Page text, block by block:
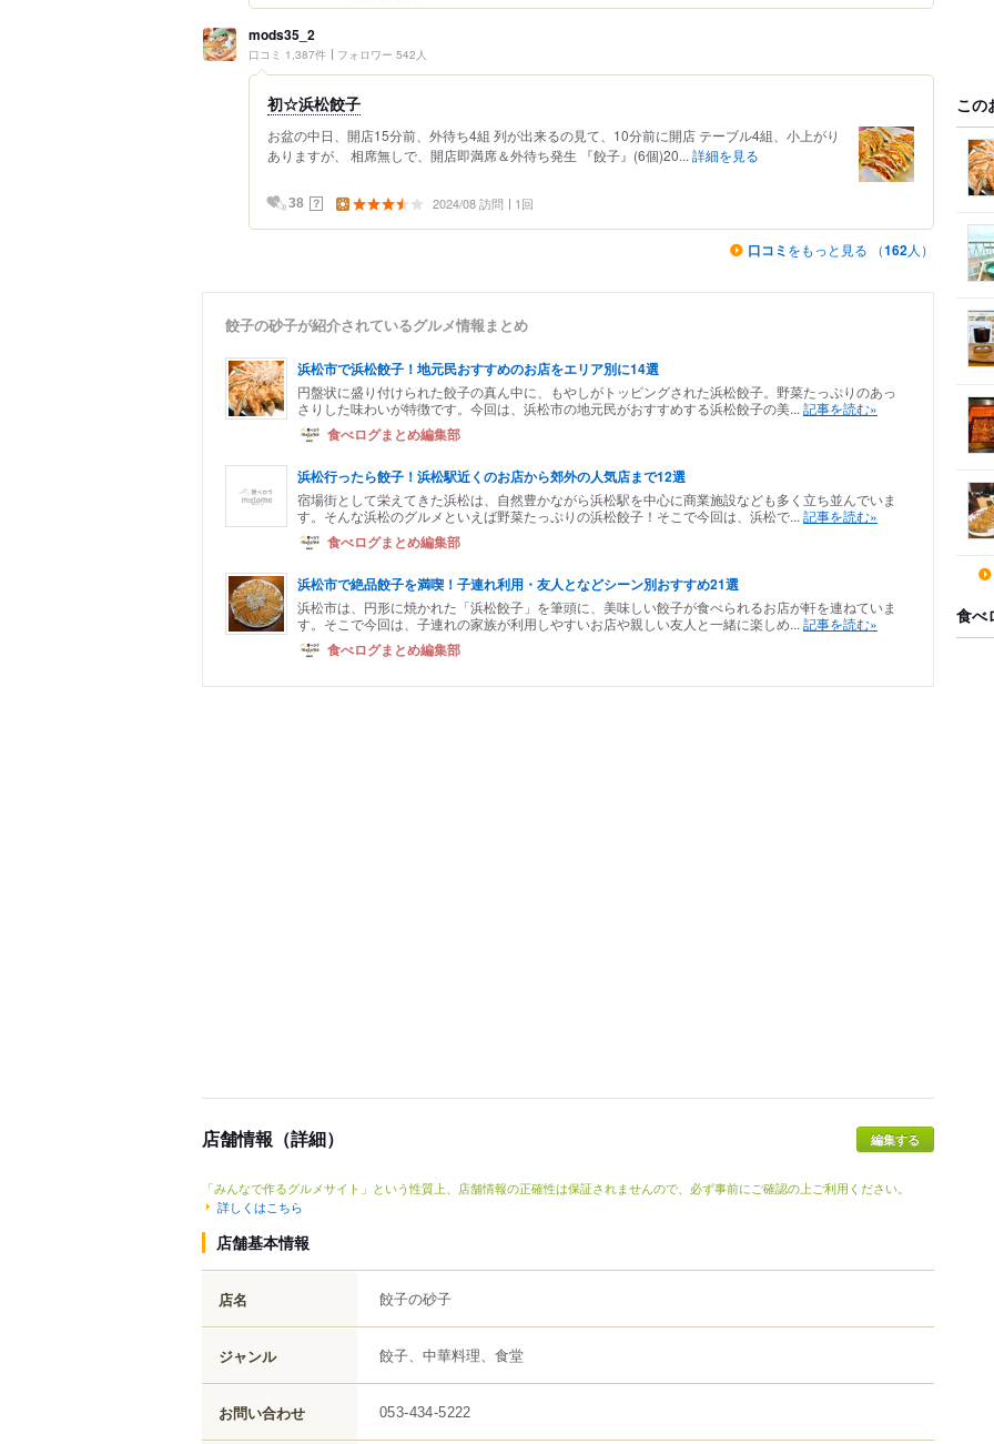
mods35_2
口コミ 1,387件 フォロワー 542人
初☆浜松餃子
お盆の中日、開店15分前、外待ち4組 列が出来るの見て、10分前に開店 テーブル4組、小上がり
ありますが、 相席無しで、開店即満席＆外待ち発生 『餃子』(6個)20... 詳細を見る
38 ？ 2024/08 訪問 1回
口コミ をもっと見る （162人）
餃子の砂子が紹介されているグルメ情報まとめ
浜松市で浜松餃子！地元民おすすめのお店をエリア別に14選
円盤状に盛り付けられた餃子の真ん中に、もやしがトッピングされた浜松餃子。野菜たっぷりのあっ
さりした味わいが特徴です。今回は、浜松市の地元民がおすすめする浜松餃子の美... 記事を読む»
食べログまとめ編集部
浜松行ったら餃子！浜松駅近くのお店から郊外の人気店まで12選
宿場街として栄えてきた浜松は、自然豊かながら浜松駅を中心に商業施設なども多く立ち並んでいま
す。そんな浜松のグルメといえば野菜たっぷりの浜松餃子！そこで今回は、浜松で... 記事を読む»
食べログまとめ編集部
浜松市で絶品餃子を満喫！子連れ利用・友人となどシーン別おすすめ21選
浜松市は、円形に焼かれた「浜松餃子」を筆頭に、美味しい餃子が食べられるお店が軒を連ねていま
す。そこで今回は、子連れの家族が利用しやすいお店や親しい友人と一緒に楽しめ... 記事を読む»
食べログまとめ編集部
店舗情報（詳細）
「みんなで作るグルメサイト」という性質上、店舗情報の正確性は保証されませんので、必ず事前にご確認の上ご利用ください。
詳しくはこちら
店舗基本情報
店名 餃子の砂子
ジャンル 餃子、中華料理、食堂
お問い合わせ 053-434-5222
この
食べ